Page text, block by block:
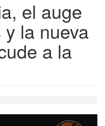
el auge
la nueva
a la